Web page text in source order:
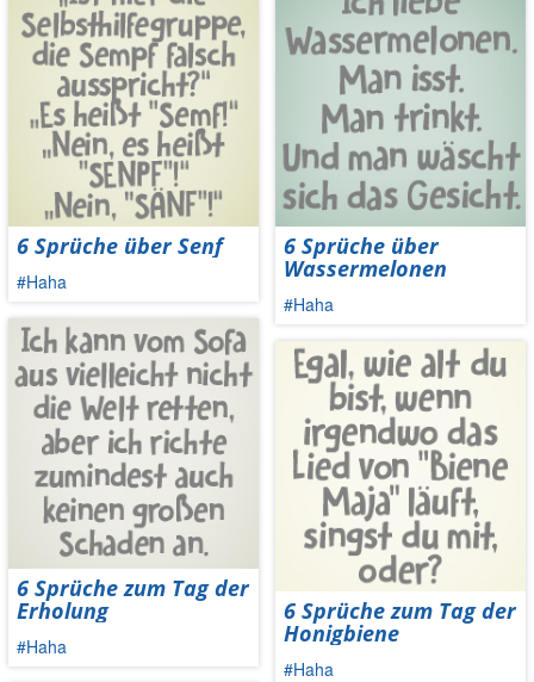
6 Sprüche über Senf
#Haha
6 Sprüche zum Tag der
Erholung
#Haha
6 Sprüche über
Wassermelonen
#Haha
6 Sprüche zum Tag der
Honigbiene
#Haha